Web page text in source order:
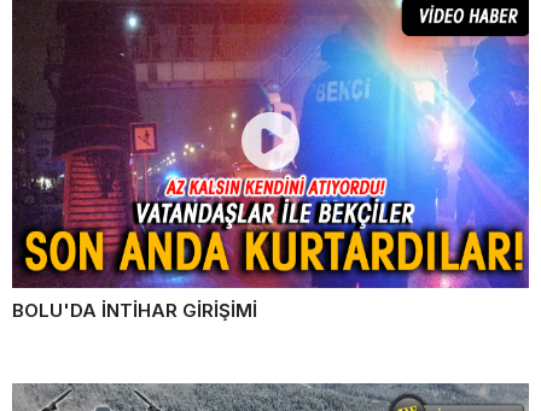
BOLU'DA İNTİHAR GİRİŞİMİ